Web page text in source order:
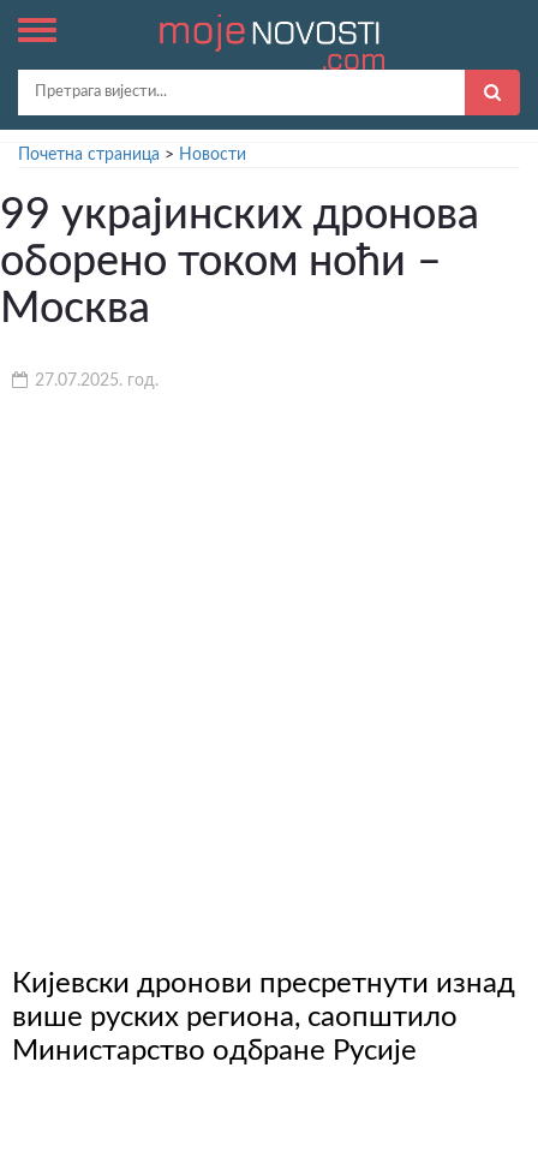
Почетна страница > Новости
99 украјинских дронова
оборено током ноћи –
Москва
27.07.2025. год.
Кијевски дронови пресретнути изнад
више руских региона, саопштило
Министарство одбране Русије